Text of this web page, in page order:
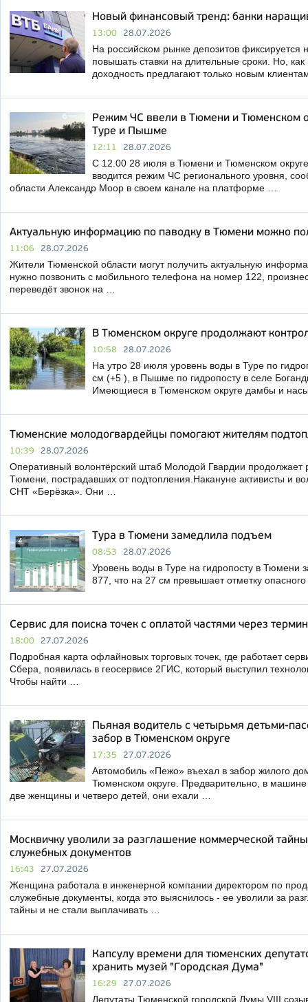
Новый финансовый тренд: банки
13:00 28.07.2026
На российском рынке депозитов фиксируется
повышать ставки на длительные сроки. Но,
доходность предлагают только новым
Режим ЧС ввели в Тюмени и Тюменском
Туре и Пышме
12:11 28.07.2026
С 12.00 28 июля в Тюмени и Тюменском
вводится режим ЧС регионального уровня,
области Александр Моор в своем канале на платформе …
Актуальную информацию по паводку в Тюмени можно
11:06 28.07.2026
Жители Тюменской области могут получить актуальную
нужно позвонить с мобильного телефона на номер 122,
переведёт звонок на …
В Тюменском округе продолжают
10:58 28.07.2026
На утро 28 июля уровень воды в Туре по
см (+5 ), в Пышме по гидропосту в селе
Имеющиеся в Тюменском округе дамбы и
Тюменские молодогвардейцы помогают жителям
10:39 28.07.2026
Оперативный волонтёрский штаб Молодой Гвардии продолжает
Тюмени, пострадавших от подтопления.Накануне активисты и
СНТ «Берёзка». Они …
Тура в Тюмени замедлила подъем
08:53 28.07.2026
Уровень воды в Туре на гидропосту в Тюмени
877, что на 27 см превышает отметку
Сервис для поиска точек с оплатой частями через
18:00 27.07.2026
Подробная карта офлайновых торговых точек, где работает
Сбера, появилась в геосервисе 2ГИС, который выступил
Чтобы найти …
Пьяная водитель с четырьмя детьми-
забор в Тюменском округе
17:35 27.07.2026
Автомобиль «Пежо» въехал в забор жилого
Тюменском округе. Предварительно, в
две женщины и четверо детей, они ехали …
Москвичку уволили за разглашение коммерческой
служебных документов
16:43 27.07.2026
Женщина работала в инженерной компании директором по
служебные документы, когда это выяснилось - ее уволили за
тайны и не стали выплачивать …
Капсулу времени для тюменских
хранить музей "Городская Дума"
16:29 27.07.2026
Депутаты Тюменской городской Думы VIII